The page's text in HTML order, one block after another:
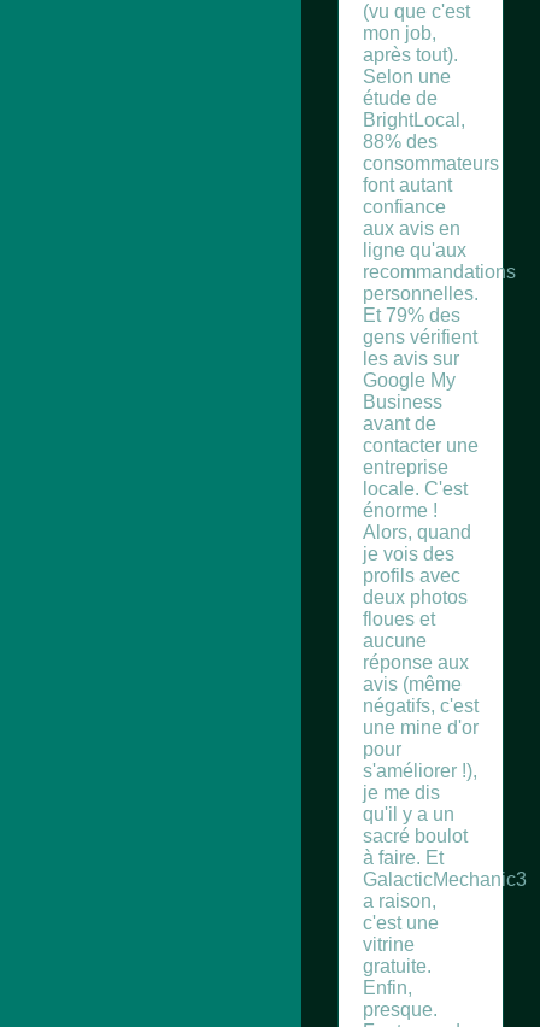
(vu que c'est
mon job,
après tout).
Selon une
étude de
BrightLocal,
88% des
consommateurs
font autant
confiance
aux avis en
ligne qu'aux
recommandations
personnelles.
Et 79% des
gens vérifient
les avis sur
Google My
Business
avant de
contacter une
entreprise
locale. C'est
énorme !
Alors, quand
je vois des
profils avec
deux photos
floues et
aucune
réponse aux
avis (même
négatifs, c'est
une mine d'or
pour
s'améliorer !),
je me dis
qu'il y a un
sacré boulot
à faire. Et
GalacticMechanic3
a raison,
c'est une
vitrine
gratuite.
Enfin,
presque.